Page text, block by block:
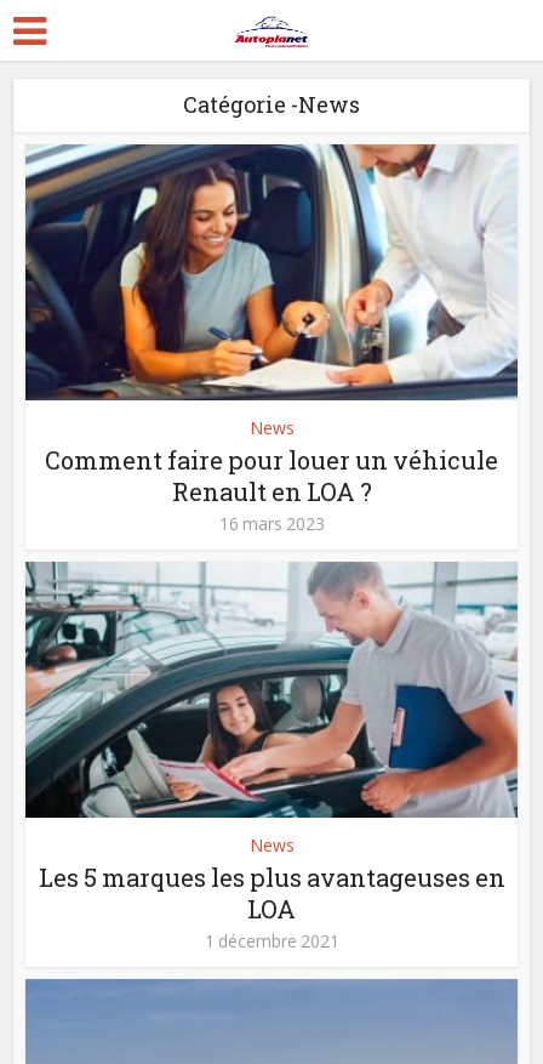
Catégorie -News
News
Comment faire pour louer un véhicule
Renault en LOA ?
16 mars 2023
News
Les 5 marques les plus avantageuses en
LOA
1 décembre 2021